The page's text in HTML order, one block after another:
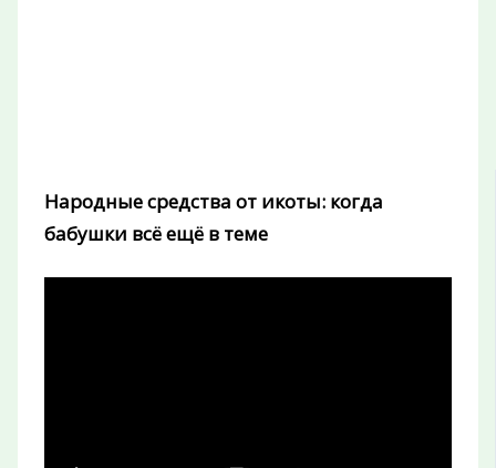
Народные средства от икоты: когда
бабушки всё ещё в теме